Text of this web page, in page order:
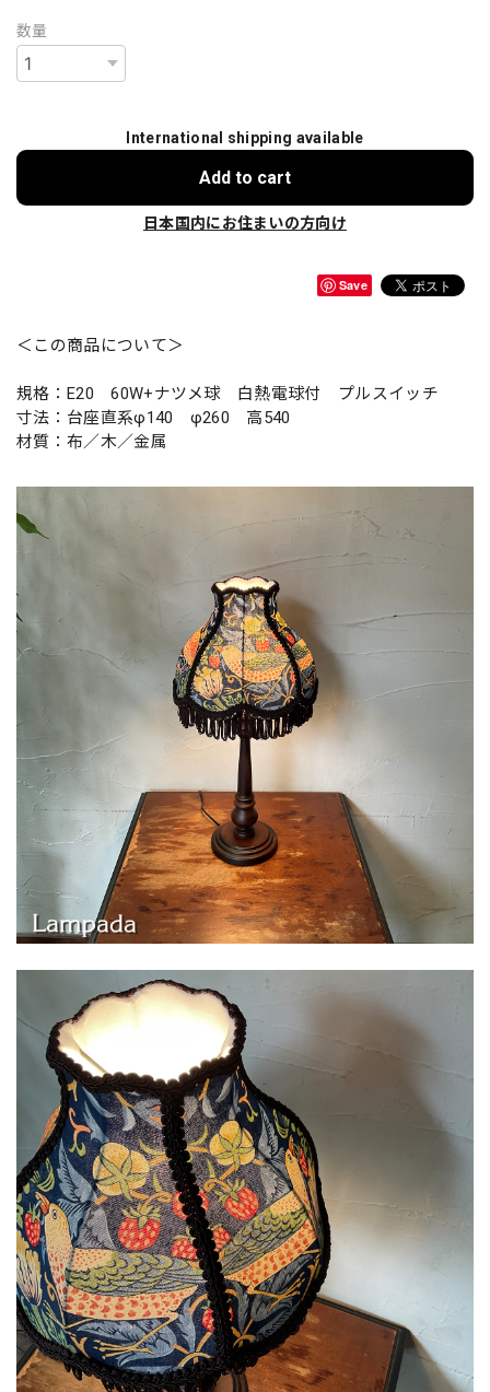
数量
International shipping available
Add to cart
日本国内にお住まいの方向け
Save
＜この商品について＞
規格：E20 60W+ナツメ球 白熱電球付 プルスイッチ
寸法：台座直系φ140 φ260 高540
材質：布／木／金属